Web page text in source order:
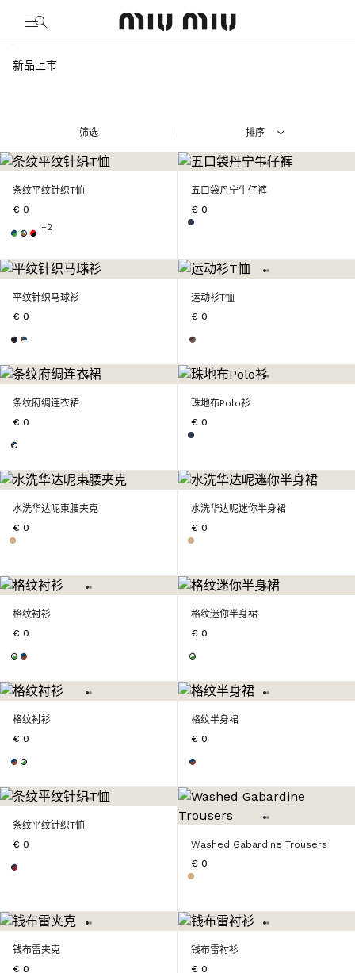
新品上市
筛选 排序
条纹平纹针织T恤
€ 0
+2
五口袋丹宁牛仔裤
€ 0
平纹针织马球衫
€ 0
运动衫T恤
€ 0
条纹府绸连衣裙
€ 0
珠地布Polo衫
€ 0
水洗华达呢束腰夹克
€ 0
水洗华达呢迷你半身裙
€ 0
格纹衬衫
€ 0
格纹迷你半身裙
€ 0
格纹衬衫
€ 0
格纹半身裙
€ 0
条纹平纹针织T恤
€ 0
Washed Gabardine Trousers
€ 0
钱布雷夹克
€ 0
钱布雷衬衫
€ 0